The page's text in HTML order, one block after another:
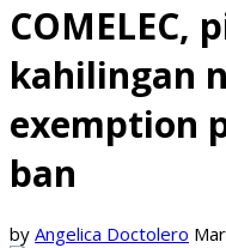
COMELEC,
kahilingan
exemption
ban
by Angelica Doctolero